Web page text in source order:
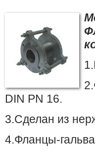
DIN PN 16.
3.Сделан из
4.Фланцы-